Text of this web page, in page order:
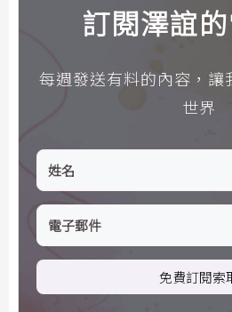
訂閱澤誼
每週發送有料的內容，讓
世界
免費訂閱索